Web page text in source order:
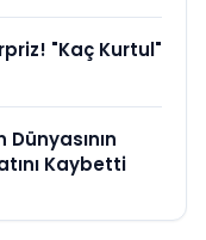
"Kaç Kurtul"
Kaybetti